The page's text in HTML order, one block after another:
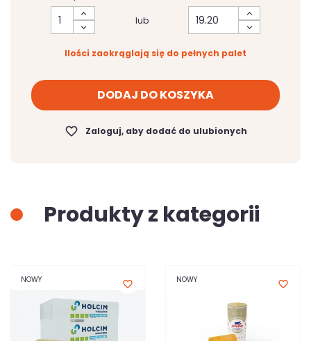
lub
Ilości zaokrąglają się do pełnych palet
DODAJ DO KOSZYKA
favorite_border Zaloguj, aby dodać do ulubionych
Produkty z kategorii
NOWY favorite_border NOWY favorite_border